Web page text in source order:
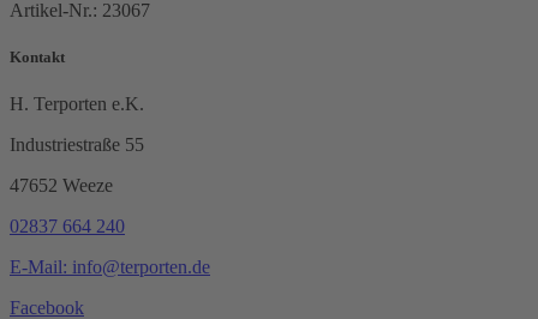
Artikel-Nr.: 23067
Kontakt
H. Terporten e.K.
Industriestraße 55
47652 Weeze
02837 664 240
E-Mail: info@terporten.de
Facebook